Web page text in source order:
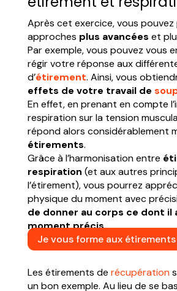
Après cet exercice, vous pouvez
approches plus avancées et
Par exemple, vous pouvez vous
régir votre réponse aux
d’étirement. Ainsi, vous
effets de votre travail de
En effet, en prenant en compte
respiration sur la tension
répond alors considérablement
étirements.
Grâce à l’harmonisation entre
respiration (et aux autres
l’étirement), vous pourrez
physique du moment avec
de donner au corps ce dont il
moment précis.
Je vous forme aux étirements
Les étirements de récupération
un bon exemple. Au lieu de se